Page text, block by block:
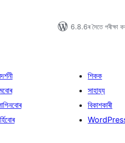
6.8.6ৰ সৈতে পৰীক্ষা
শিকক
সাহায্য
বিকাশকাৰী